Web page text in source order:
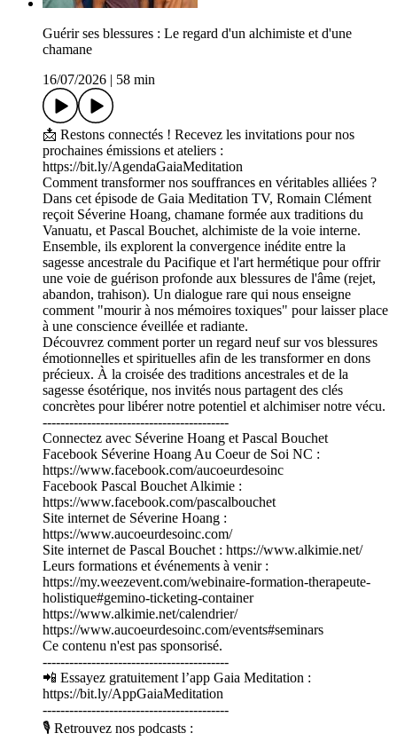
Guérir ses blessures : Le regard d'un alchimiste et d'une
chamane
16/07/2026
58 min
📩 Restons connectés ! Recevez les invitations pour nos
prochaines émissions et ateliers :
https://bit.ly/AgendaGaiaMeditation
Comment transformer nos souffrances en véritables alliées ?
Dans cet épisode de Gaia Meditation TV, Romain Clément
reçoit Séverine Hoang, chamane formée aux traditions du
Vanuatu, et Pascal Bouchet, alchimiste de la voie interne.
Ensemble, ils explorent la convergence inédite entre la
sagesse ancestrale du Pacifique et l'art hermétique pour offrir
une voie de guérison profonde aux blessures de l'âme (rejet,
abandon, trahison). Un dialogue rare qui nous enseigne
comment "mourir à nos mémoires toxiques" pour laisser place
à une conscience éveillée et radiante.
Découvrez comment porter un regard neuf sur vos blessures
émotionnelles et spirituelles afin de les transformer en dons
précieux. À la croisée des traditions ancestrales et de la
sagesse ésotérique, nos invités nous partagent des clés
concrètes pour libérer notre potentiel et alchimiser notre vécu.
------------------------------------------
Connectez avec Séverine Hoang et Pascal Bouchet
Facebook Séverine Hoang Au Coeur de Soi NC :
https://www.facebook.com/aucoeurdesoinc
Facebook Pascal Bouchet Alkimie :
https://www.facebook.com/pascalbouchet
Site internet de Séverine Hoang :
https://www.aucoeurdesoinc.com/
Site internet de Pascal Bouchet : https://www.alkimie.net/
Leurs formations et événements à venir :
https://my.weezevent.com/webinaire-formation-therapeute-
holistique#gemino-ticketing-container
https://www.alkimie.net/calendrier/
https://www.aucoeurdesoinc.com/events#seminars
Ce contenu n'est pas sponsorisé.
------------------------------------------
📲 Essayez gratuitement l’app Gaia Meditation :
https://bit.ly/AppGaiaMeditation
------------------------------------------
🎙 Retrouvez nos podcasts :